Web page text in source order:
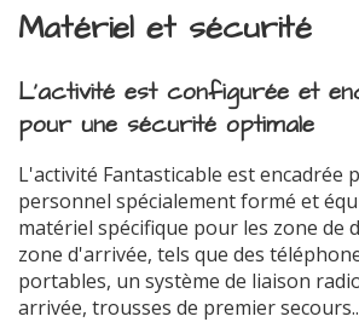
Matériel et sécurité
L'activité est configurée et
pour une sécurité optimale
L'activité Fantasticable est encadrée
personnel spécialement formé et
matériel spécifique pour les zone de
zone d'arrivée, tels que des
portables, un système de liaison
arrivée, trousses de premier